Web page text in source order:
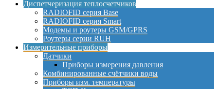
Диспетчеризация теплосчетчиков
RADIOFID серия Base
RADIOFID серия Smart
Модемы и роутеры GSM/GPRS
Роутеры серии RUH
Измерительные приборы
Датчики
Приборы измерения давления
Комбинированные счётчики воды
Приборы изм. температуры